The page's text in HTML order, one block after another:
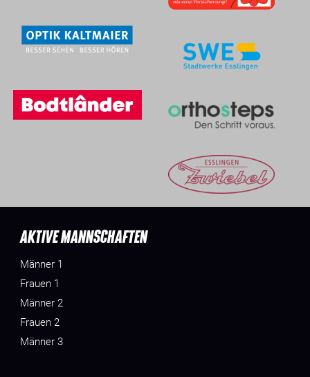
AKTIVE MANNSCHAFTEN
Männer 1
Frauen 1
Männer 2
Frauen 2
Männer 3